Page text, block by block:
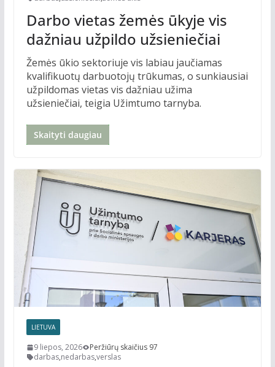
Darbo vietas žemės ūkyje vis
dažniau užpildo užsieniečiai
Žemės ūkio sektoriuje vis labiau jaučiamas
kvalifikuotų darbuotojų trūkumas, o sunkiausiai
užpildomas vietas vis dažniau užima
užsieniečiai, teigia Užimtumo tarnyba.
Skaityti daugiau
LIETUVA
9 liepos, 2026
Peržiūrų skaičius 97
darbas,nedarbas,verslas